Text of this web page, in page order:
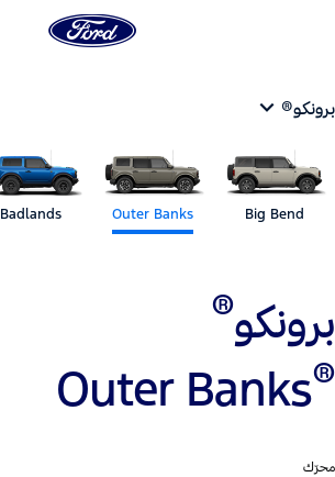
برونكو®
Big Bend
Outer Banks
Badlands
برونكو®
®
Outer Banks
محرّك